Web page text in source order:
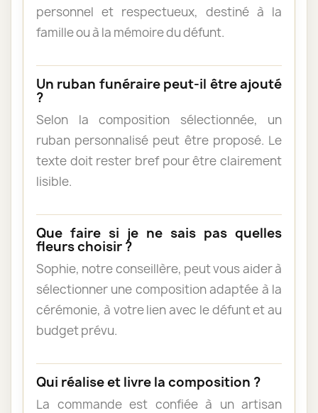
personnel et respectueux, destiné à la
famille ou à la mémoire du défunt.
Un ruban funéraire peut-il être ajouté
?
Selon la composition sélectionnée, un
ruban personnalisé peut être proposé. Le
texte doit rester bref pour être clairement
lisible.
Que faire si je ne sais pas quelles
fleurs choisir ?
Sophie, notre conseillère, peut vous aider à
sélectionner une composition adaptée à la
cérémonie, à votre lien avec le défunt et au
budget prévu.
Qui réalise et livre la composition ?
La commande est confiée à un artisan